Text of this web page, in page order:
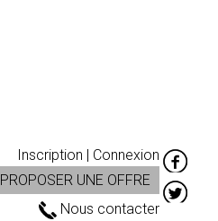
Inscription | Connexion
PROPOSER UNE OFFRE
Nous contacter